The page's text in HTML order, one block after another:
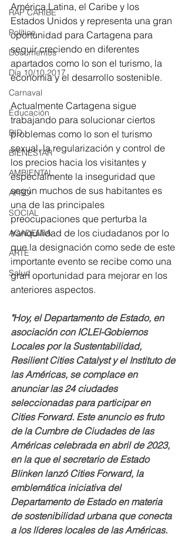
RAP CARIBE
Política
Documentos
Día 10/10 2017
Carnaval
Educación
BID
BIENESTAR
AMBIENTAL
AFRO
SOCIAL
ACADEMIA
ARTE
Salud
América Latina, el Caribe y los
Estados Unidos y representa una gran
oportunidad para Cartagena para
seguir creciendo en diferentes
apartados como lo son el turismo, la
economía y el desarrollo sostenible.
Actualmente Cartagena sigue
trabajando para solucionar ciertos
problemas como lo son el turismo
sexual, la regularización y control de
los precios hacia los visitantes y
especialmente la inseguridad que
según muchos de sus habitantes es
una de las principales
preocupaciones que perturba la
tranquilidad de los ciudadanos por lo
que la designación como sede de este
importante evento se recibe como una
gran oportunidad para mejorar en los
anteriores aspectos.
"Hoy, el Departamento de Estado, en
asociación con ICLEI-Gobiernos
Locales por la Sustentabilidad,
Resilient Cities Catalyst y el Instituto de
las Américas, se complace en
anunciar las 24 ciudades
seleccionadas para participar en
Cities Forward. Este anuncio es fruto
de la Cumbre de Ciudades de las
Américas celebrada en abril de 2023,
en la que el secretario de Estado
Blinken lanzó Cities Forward, la
emblemática iniciativa del
Departamento de Estado en materia
de sostenibilidad urbana que conecta
a los líderes locales de las Américas.